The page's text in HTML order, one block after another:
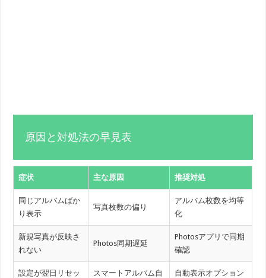
原因と対処法の早見表
症状 主な原因 推奨対処
同じアルバムばか
り表示
写真枚数の偏り
アルバム枚数を均等
化
新規写真が反映さ
れない
Photos同期遅延
Photosアプリで同期
確認
設定が翌日リセッ スマートアルバム自 自動表示オプション